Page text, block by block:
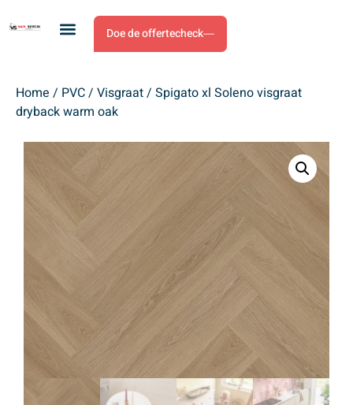
Doe de offertecheck
Home / PVC/ Visgraat/ Spigato xl Soleno visgraat
dryback warm oak